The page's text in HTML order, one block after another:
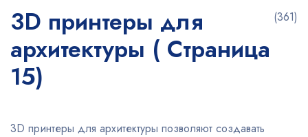
3D принтеры для
архитектуры ( Страница
15)
(361)
3D принтеры для архитектуры позволяют создавать